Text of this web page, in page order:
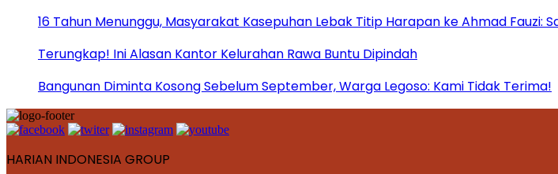
16 Tahun Menunggu, Masyarakat Kasepuhan Lebak Titip Harapan ke Ahmad Fauzi:
Terungkap! Ini Alasan Kantor Kelurahan Rawa Buntu Dipindah
Bangunan Diminta Kosong Sebelum September, Warga Legoso: Kami Tidak Terima!
HARIAN INDONESIA GROUP